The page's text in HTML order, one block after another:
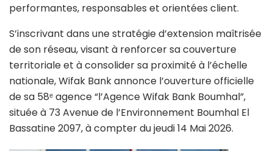
performantes, responsables et orientées client.
S’inscrivant dans une stratégie d’extension maîtrisée
de son réseau, visant à renforcer sa couverture
territoriale et à consolider sa proximité à l’échelle
nationale, Wifak Bank annonce l’ouverture officielle
de sa 58ᵉ agence “l’Agence Wifak Bank Boumhal”,
située à 73 Avenue de l’Environnement Boumhal El
Bassatine 2097, à compter du jeudi 14 Mai 2026.